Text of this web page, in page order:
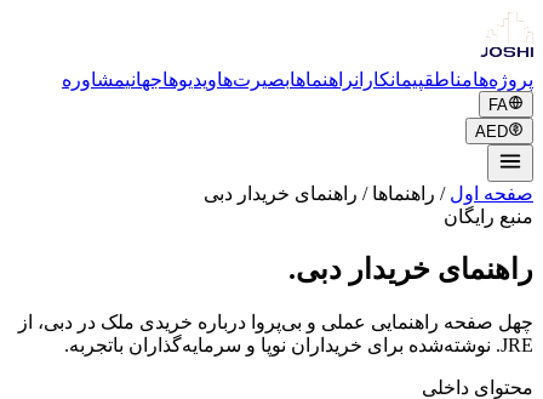
پروژه‌هامناطقپیمانکارانراهنماهابصیرت‌هاویدیوهاجهانیمشاوره
FA
AED
صفحه اول / راهنماها / راهنمای خریدار دبی
منبع رایگان
راهنمای خریدار دبی.
چهل صفحه راهنمایی عملی و بی‌پروا درباره خریدی ملک در دبی، از
JRE. نوشته‌شده برای خریداران نوپا و سرمایه‌گذاران باتجربه.
محتوای داخلی